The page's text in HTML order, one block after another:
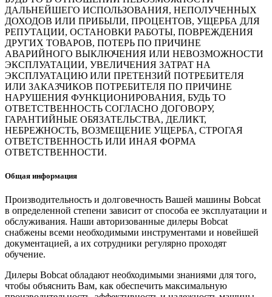
ДАЛЬНЕЙШЕГО ИСПОЛЬЗОВАНИЯ, НЕПОЛУЧЕННЫХ
ДОХОДОВ ИЛИ ПРИБЫЛИ, ПРОЦЕНТОВ, УЩЕРБА ДЛЯ
РЕПУТАЦИИ, ОСТАНОВКИ РАБОТЫ, ПОВРЕЖДЕНИЯ
ДРУГИХ ТОВАРОВ, ПОТЕРЬ ПО ПРИЧИНЕ
АВАРИЙНОГО ВЫКЛЮЧЕНИЯ ИЛИ НЕВОЗМОЖНОСТИ
ЭКСПЛУАТАЦИИ, УВЕЛИЧЕНИЯ ЗАТРАТ НА
ЭКСПЛУАТАЦИЮ ИЛИ ПРЕТЕНЗИЙ ПОТРЕБИТЕЛЯ
ИЛИ ЗАКАЗЧИКОВ ПОТРЕБИТЕЛЯ ПО ПРИЧИНЕ
НАРУШЕНИЯ ФУНКЦИОНИРОВАНИЯ, БУДЬ ТО
ОТВЕТСТВЕННОСТЬ СОГЛАСНО ДОГОВОРУ,
ГАРАНТИЙНЫЕ ОБЯЗАТЕЛЬСТВА, ДЕЛИКТ,
НЕБРЕЖНОСТЬ, ВОЗМЕЩЕНИЕ УЩЕРБА, СТРОГАЯ
ОТВЕТСТВЕННОСТЬ ИЛИ ИНАЯ ФОРМА
ОТВЕТСТВЕННОСТИ.
Общая информация
Производительность и долговечность Вашей машины Bobcat
в определенной степени зависит от способа ее эксплуатации и
обслуживания. Наши авторизованные дилеры Bobcat
снабжены всеми необходимыми инструментами и новейшей
документацией, а их сотрудники регулярно проходят
обучение.
Дилеры Bobcat обладают необходимыми знаниями для того,
чтобы объяснить Вам, как обеспечить максимальную